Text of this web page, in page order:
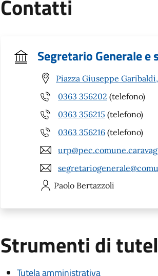
Contatti
Segretario Generale e
Piazza Giuseppe
0363 356202 (telefono)
0363 356215 (telefono)
0363 356216 (telefono)
Paolo Bertazzoli
Strumenti di
Tutela amministrativa